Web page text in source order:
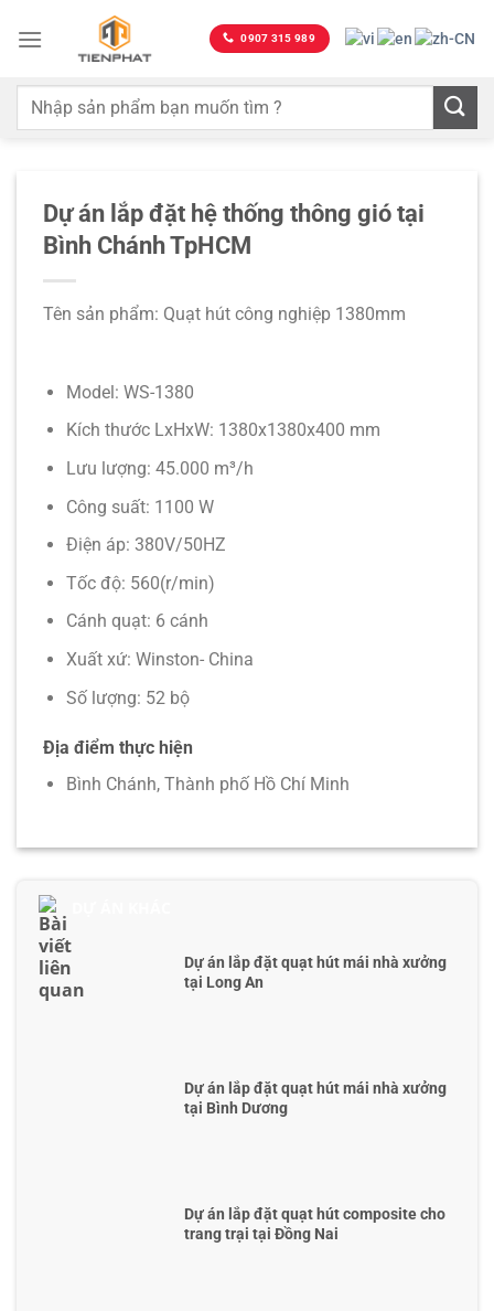
qua
dung
0907 315 989
Dự án lắp đặt hệ thống thông gió tại
Bình Chánh TpHCM
Tên sản phẩm: Quạt hút công nghiệp 1380mm
Model: WS-1380
Kích thước LxHxW: 1380x1380x400 mm
Lưu lượng: 45.000 m³/h
Công suất: 1100 W
Điện áp: 380V/50HZ
Tốc độ: 560(r/min)
Cánh quạt: 6 cánh
Xuất xứ: Winston- China
Số lượng: 52 bộ
Địa điểm thực hiện
Bình Chánh, Thành phố Hồ Chí Minh
Dự án lắp đặt quạt hút mái nhà xưởng
tại Long An
Dự án lắp đặt quạt hút mái nhà xưởng
tại Bình Dương
Dự án lắp đặt quạt hút composite cho
trang trại tại Đồng Nai